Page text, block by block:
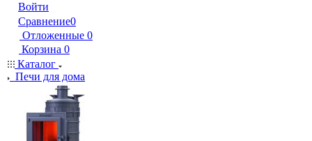
Войти
Сравнение0
Отложенные 0
Корзина 0
Каталог
Печи для дома